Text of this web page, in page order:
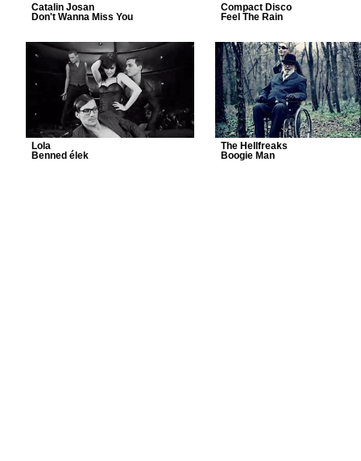
Catalin Josan
Don't Wanna Miss You
Compact Disco
Feel The Rain
Lola
Benned élek
The Hellfreaks
Boogie Man